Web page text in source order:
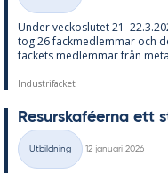
Kategorier
Un­der vec­ko­slu­tet
tog 26 fack­med­lem­mar och
fac­kets med­lem­mar från
Industrifacket
Re­surskafé­er­na ett
Kategorier
Utbildning
12 januari 2026